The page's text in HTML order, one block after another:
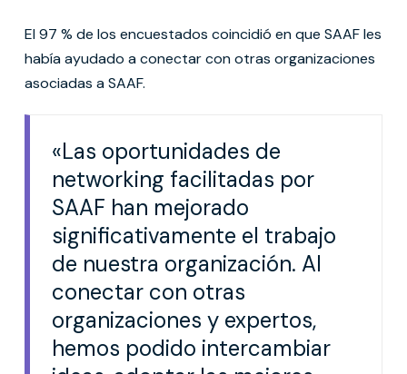
El 97 % de los encuestados coincidió en que SAAF les
había ayudado a conectar con otras organizaciones
asociadas a SAAF.
«Las oportunidades de
networking facilitadas por
SAAF han mejorado
significativamente el trabajo
de nuestra organización. Al
conectar con otras
organizaciones y expertos,
hemos podido intercambiar